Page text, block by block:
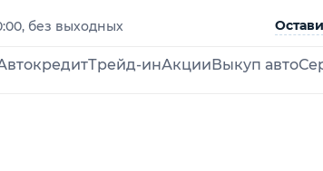
без выходных
Трейд-инАкции Выкуп авто